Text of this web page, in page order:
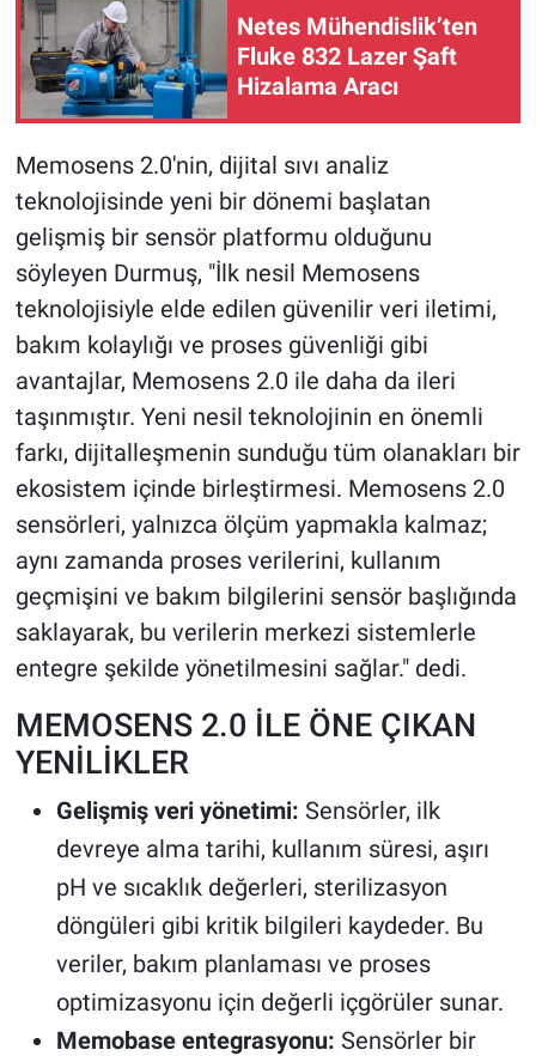
Netes Mühendislik’ten
Fluke 832 Lazer Şaft
Hizalama Aracı
Memosens 2.0'nin, dijital sıvı analiz
teknolojisinde yeni bir dönemi başlatan
gelişmiş bir sensör platformu olduğunu
söyleyen Durmuş, "İlk nesil Memosens
teknolojisiyle elde edilen güvenilir veri iletimi,
bakım kolaylığı ve proses güvenliği gibi
avantajlar, Memosens 2.0 ile daha da ileri
taşınmıştır. Yeni nesil teknolojinin en önemli
farkı, dijitalleşmenin sunduğu tüm olanakları bir
ekosistem içinde birleştirmesi. Memosens 2.0
sensörleri, yalnızca ölçüm yapmakla kalmaz;
aynı zamanda proses verilerini, kullanım
geçmişini ve bakım bilgilerini sensör başlığında
saklayarak, bu verilerin merkezi sistemlerle
entegre şekilde yönetilmesini sağlar." dedi.
MEMOSENS 2.0 İLE ÖNE ÇIKAN
YENİLİKLER
Gelişmiş veri yönetimi: Sensörler, ilk
devreye alma tarihi, kullanım süresi, aşırı
pH ve sıcaklık değerleri, sterilizasyon
döngüleri gibi kritik bilgileri kaydeder. Bu
veriler, bakım planlaması ve proses
optimizasyonu için değerli içgörüler sunar.
Memobase entegrasyonu: Sensörler bir